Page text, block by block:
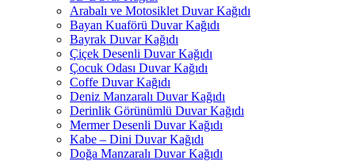
Arabalı ve Motosiklet Duvar Kağıdı
Bayan Kuaförü Duvar Kağıdı
Bayrak Duvar Kağıdı
Çiçek Desenli Duvar Kağıdı
Çocuk Odası Duvar Kağıdı
Coffe Duvar Kağıdı
Deniz Manzaralı Duvar Kağıdı
Derinlik Görünümlü Duvar Kağıdı
Mermer Desenli Duvar Kağıdı
Kabe – Dini Duvar Kağıdı
Doğa Manzaralı Duvar Kağıdı